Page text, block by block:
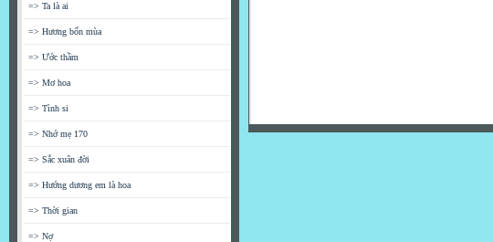
=> Ta là ai
=> Hương bốn mùa
=> Ước thầm
=> Mơ hoa
=> Tình si
=> Nhớ mẹ 170
=> Sắc xuân đời
=> Hướng dương em là hoa
=> Thời gian
=> Nợ